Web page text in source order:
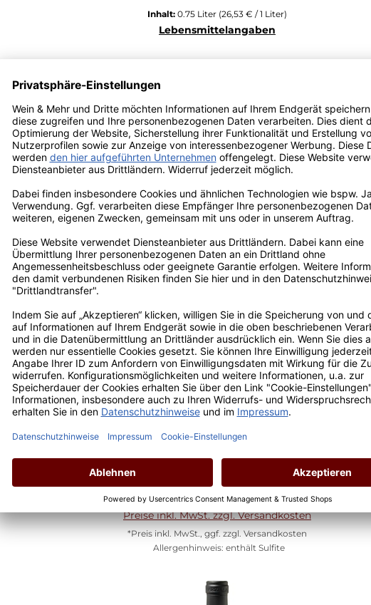
Inhalt: 0.75 Liter (26,53 € / 1 Liter)
Lebensmittelangaben
*Preis inkl. MwSt., ggf. zzgl. Versandkosten
Allergenhinweis: enthält Sulfite
In den Warenkorb
2019 Gioia del Colle Primitivo Riserva
Inhalt:0.75 Liter(46,67 € / 1 Liter)
Regulärer Preis:
35,00 €
Preise inkl. MwSt. zzgl. Versandkosten
*Preis inkl. MwSt., ggf. zzgl. Versandkosten
Allergenhinweis: enthält Sulfite